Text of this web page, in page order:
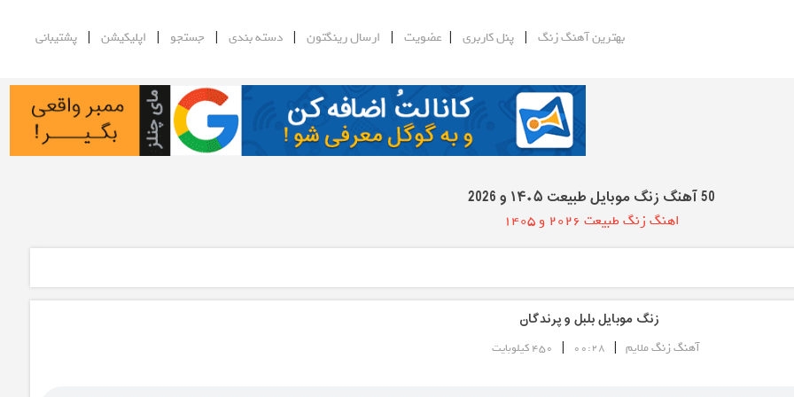
بهترین آهنگ زنگ |پنل کاربری | عضویت | ارسال رینگتون |دسته بندی | جستجو | اپلیکیشن |پشتیبانی
50 آهنگ زنگ موبایل طبیعت ۱۴۰۵ و 2026
اهنگ زنگ طبیعت 2026 و 1405
زنگ موبایل بلبل و پرندگان
آهنگ زنگ ملایم |
00:28
| 450 کیلوبایت